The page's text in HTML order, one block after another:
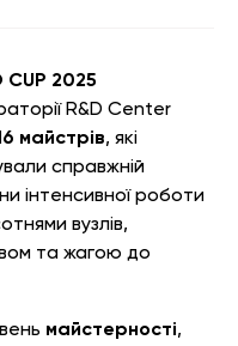
CUP 2025
R&D Center
майстрів, які
справжній
інтенсивної роботи
вузлів,
та жагою до
майстерності,